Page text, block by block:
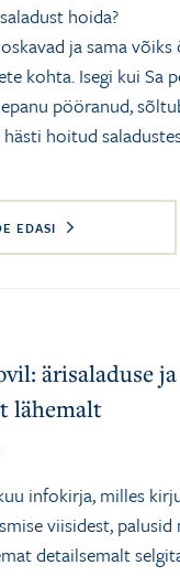
hoida?
ja sama võiks
kohta. Isegi kui Sa
pööranud,
hoitud
EDASI
ärisaladuse
lähemalt
infokirja, milles
viisidest, palusid
detailsemalt